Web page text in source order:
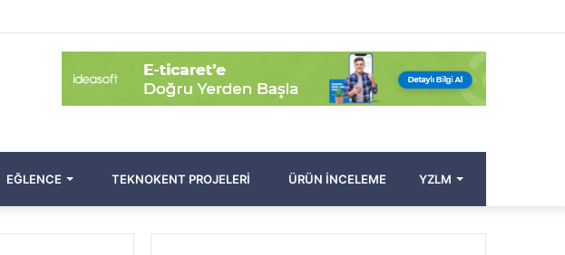
yap
...
Bölmesi
Makale
Ol
EĞLENCE TEKNOKENT PROJELERI ÜRÜN İNCELEME YZLM